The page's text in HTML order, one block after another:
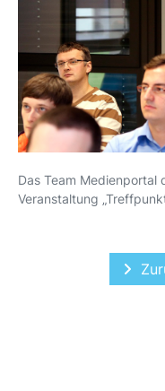
Das Team Medienportal
Veranstaltung